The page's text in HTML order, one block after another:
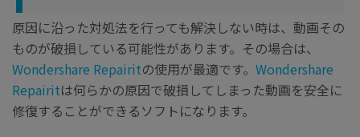
原因に沿った対処法を行っても解決しない時は、動画その
ものが破損している可能性があります。その場合は、
Wondershare Repairitの使用が最適です。 Wondershare
Repairitは何らかの原因で破損してしまった動画を安全に
修復することができるソフトになります。